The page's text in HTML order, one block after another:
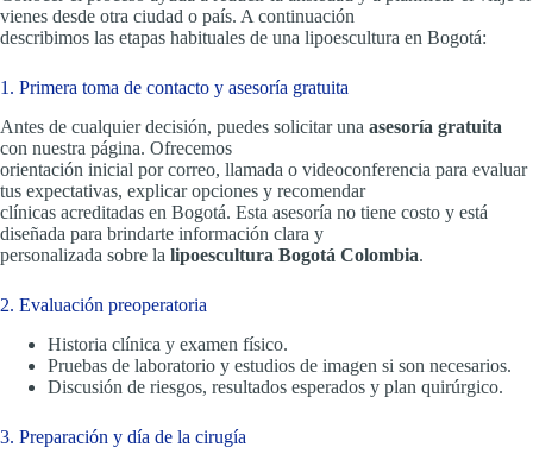
vienes desde otra ciudad o país. A continuación
describimos las etapas habituales de una lipoescultura en Bogotá:
1. Primera toma de contacto y asesoría gratuita
Antes de cualquier decisión, puedes solicitar una asesoría gratuita
con nuestra página. Ofrecemos
orientación inicial por correo, llamada o videoconferencia para evaluar
tus expectativas, explicar opciones y recomendar
clínicas acreditadas en Bogotá. Esta asesoría no tiene costo y está
diseñada para brindarte información clara y
personalizada sobre la lipoescultura Bogotá Colombia.
2. Evaluación preoperatoria
Historia clínica y examen físico.
Pruebas de laboratorio y estudios de imagen si son necesarios.
Discusión de riesgos, resultados esperados y plan quirúrgico.
3. Preparación y día de la cirugía